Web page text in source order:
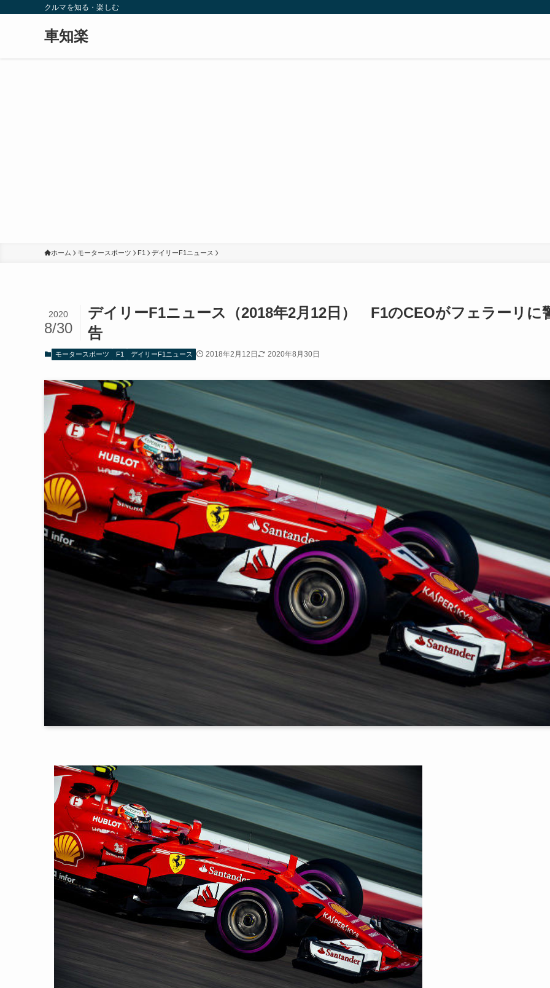
クルマを知る・楽しむ
車知楽
ホーム モータースポーツ F1 デイリーF1ニュース
デイリーF1ニュース（2018年2月12日） F1のCEOがフェラーリに
告
2020
8/30
モータースポーツ F1 デイリーF1ニュース 2018年2月12日 2020年8月30日